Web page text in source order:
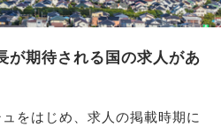
が期待される国の求人があ
をはじめ、求人の掲載時期に